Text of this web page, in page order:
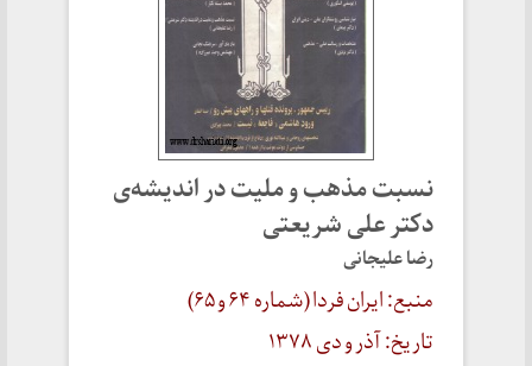
نسبت مذهب و ملیت در اندیشه‌ی
دکتر علی شریعتی
رضا علیجانی
منبع: ایران فردا (شماره ۶۴ و ۶۵)
تاریخ: آذر و دی ۱۳۷۸